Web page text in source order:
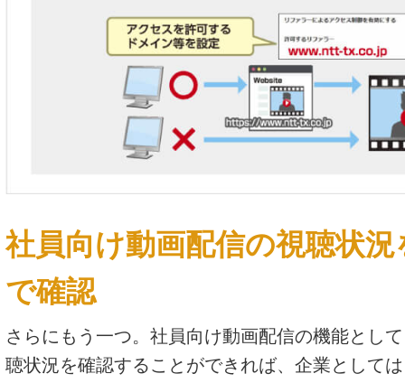
社員向け動画配信の視聴状
で確認
さらにもう一つ。社員向け動画配信の機能とし
聴状況を確認することができれば、企業として